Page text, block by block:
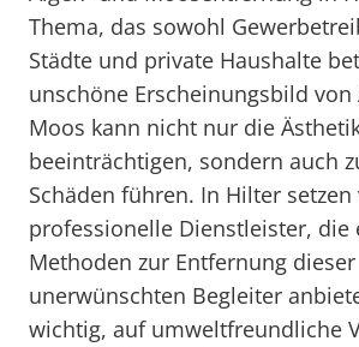
Thema, das sowohl
Städte und private Haushalte
unschöne Erscheinungsbild von
Moos kann nicht nur die
beeinträchtigen, sondern auch
Schäden führen. In Hilter
professionelle Dienstleister, die
Methoden zur Entfernung dieser
unerwünschten Begleiter
wichtig, auf umweltfreundliche